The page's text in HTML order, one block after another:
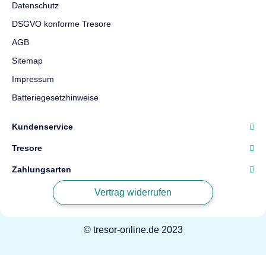
Datenschutz
DSGVO konforme Tresore
AGB
Sitemap
Impressum
Batteriegesetzhinweise
Kundenservice
Tresore
Zahlungsarten
Vertrag widerrufen
© tresor-online.de 2023